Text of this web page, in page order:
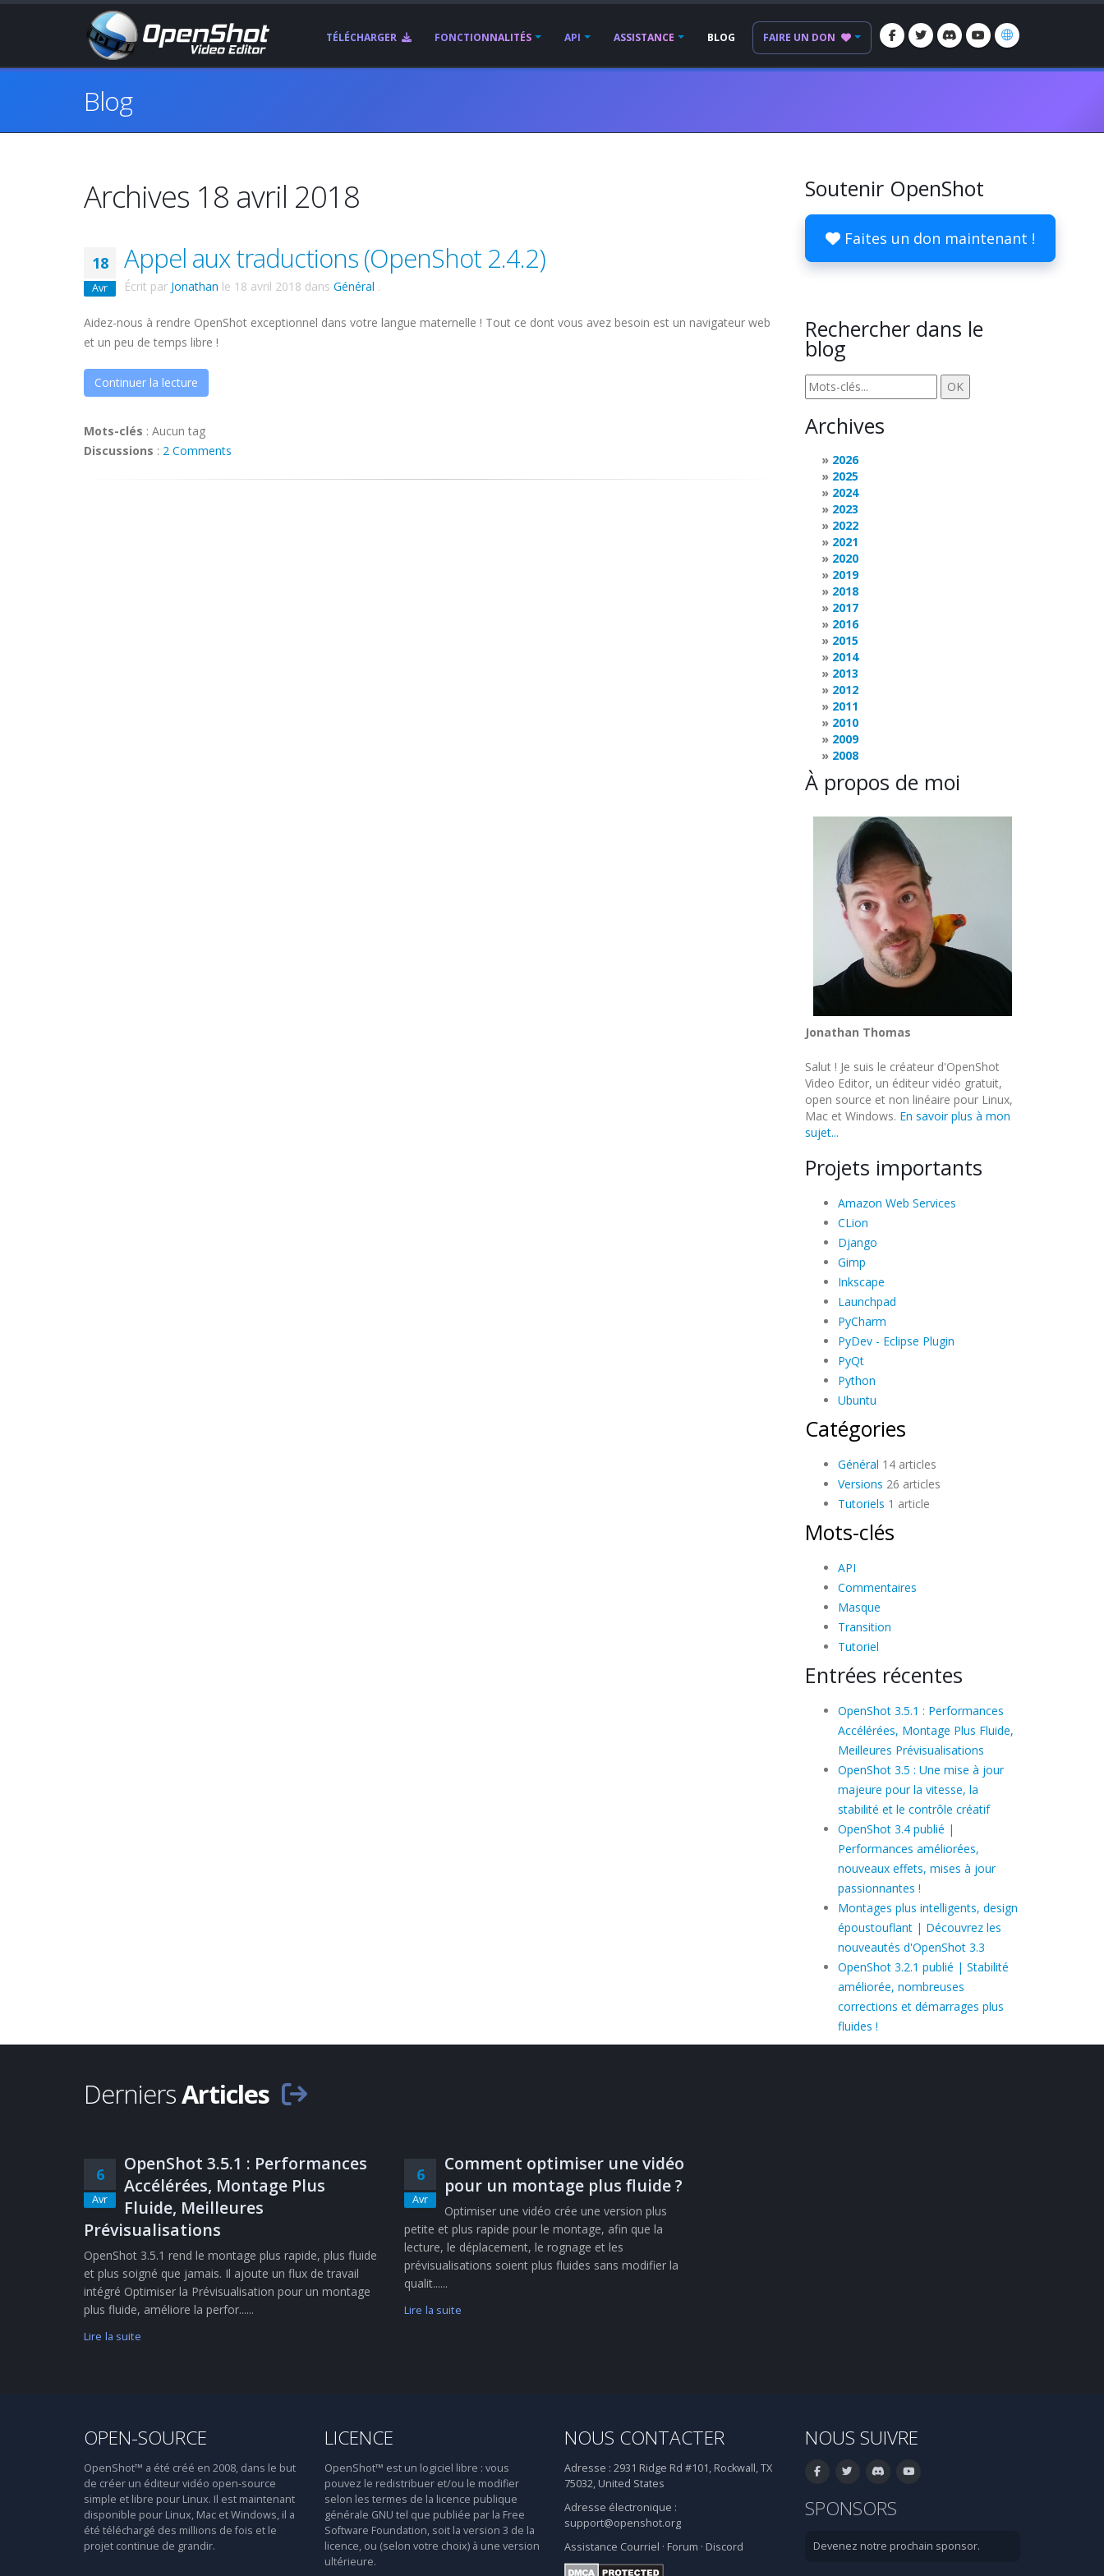
TÉLÉCHARGER FONCTIONNALITÉS API ASSISTANCE BLOG FAIRE UN DON
Blog
Archives 18 avril 2018
18
Avr
Appel aux traductions (OpenShot 2.4.2)
Écrit par Jonathan le 18 avril 2018 dans Général .
Aidez-nous à rendre OpenShot exceptionnel dans votre langue maternelle ! Tout ce dont vous avez besoin est un navigateur web
et un peu de temps libre !
Continuer la lecture
Mots-clés : Aucun tag
Discussions : 2 Comments
Soutenir OpenShot
Faites un don maintenant !
Rechercher dans le
blog
Archives
2026
2025
2024
2023
2022
2021
2020
2019
2018
2017
2016
2015
2014
2013
2012
2011
2010
2009
2008
À propos de moi
Jonathan Thomas
Salut ! Je suis le créateur d'OpenShot
Video Editor, un éditeur vidéo gratuit,
open source et non linéaire pour Linux,
Mac et Windows. En savoir plus à mon
sujet...
Projets importants
Amazon Web Services
CLion
Django
Gimp
Inkscape
Launchpad
PyCharm
PyDev - Eclipse Plugin
PyQt
Python
Ubuntu
Catégories
Général 14 articles
Versions 26 articles
Tutoriels 1 article
Mots-clés
API
Commentaires
Masque
Transition
Tutoriel
Entrées récentes
OpenShot 3.5.1 : Performances
Accélérées, Montage Plus Fluide,
Meilleures Prévisualisations
OpenShot 3.5 : Une mise à jour
majeure pour la vitesse, la
stabilité et le contrôle créatif
OpenShot 3.4 publié |
Performances améliorées,
nouveaux effets, mises à jour
passionnantes !
Montages plus intelligents, design
époustouflant | Découvrez les
nouveautés d'OpenShot 3.3
OpenShot 3.2.1 publié | Stabilité
améliorée, nombreuses
corrections et démarrages plus
fluides !
DerniersArticles
6
Avr
OpenShot 3.5.1 : Performances
Accélérées, Montage Plus
Fluide, Meilleures
Prévisualisations
OpenShot 3.5.1 rend le montage plus rapide, plus fluide
et plus soigné que jamais. Il ajoute un flux de travail
intégré Optimiser la Prévisualisation pour un montage
plus fluide, améliore la perfor......
Lire la suite
6
Avr
Comment optimiser une vidéo
pour un montage plus fluide ?
Optimiser une vidéo crée une version plus
petite et plus rapide pour le montage, afin que la
lecture, le déplacement, le rognage et les
prévisualisations soient plus fluides sans modifier la
qualit......
Lire la suite
OPEN-SOURCE
OpenShot™ a été créé en 2008, dans le but
de créer un éditeur vidéo open-source
simple et libre pour Linux. Il est maintenant
disponible pour Linux, Mac et Windows, il a
été téléchargé des millions de fois et le
projet continue de grandir.
LICENCE
OpenShot™ est un logiciel libre : vous
pouvez le redistribuer et/ou le modifier
selon les termes de la licence publique
générale GNU tel que publiée par la Free
Software Foundation, soit la version 3 de la
licence, ou (selon votre choix) à une version
ultérieure.
NOUS CONTACTER
Adresse : 2931 Ridge Rd #101, Rockwall, TX
75032, United States
Adresse électronique :
support@openshot.org
Assistance Courriel · Forum · Discord
NOUS SUIVRE
SPONSORS
Devenez notre prochain sponsor.